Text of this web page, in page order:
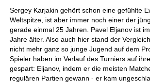
Sergey Karjakin gehört schon eine gefühlte
Weltspitze, ist aber immer noch einer der
gerade einmal 25 Jahren. Pavel Eljanov ist
Jahre älter. Also auch hier stand der
nicht mehr ganz so junge Jugend auf dem
Spieler haben im Verlauf des Turniers auf
gespart: Eljanov, indem er die meisten
regulären Partien gewann - er kam